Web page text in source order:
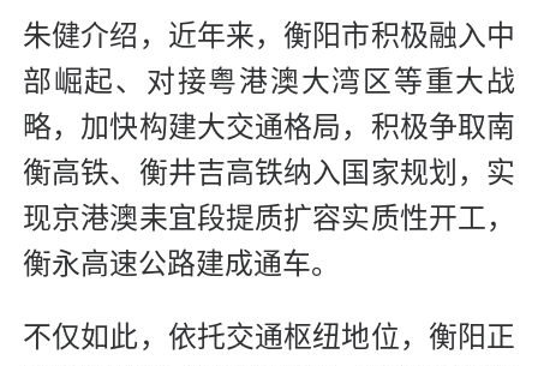
朱健介绍，近年来，衡阳市积极融入中
部崛起、对接粤港澳大湾区等重大战
略，加快构建大交通格局，积极争取南
衡高铁、衡井吉高铁纳入国家规划，实
现京港澳耒宜段提质扩容实质性开工，
衡永高速公路建成通车。
不仅如此，依托交通枢纽地位，衡阳正